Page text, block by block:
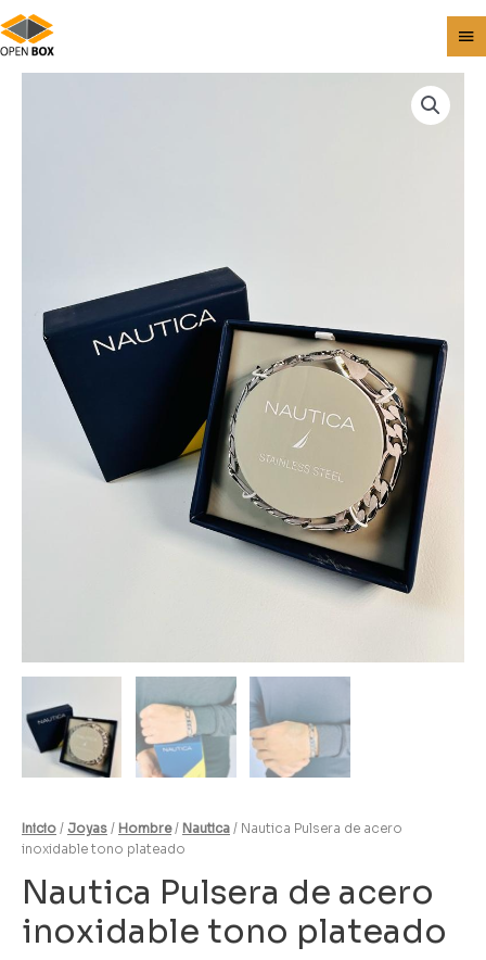
Inicio / Joyas / Hombre/ Nautica / Nautica Pulsera de acero
inoxidable tono plateado
Nautica Pulsera de acero
inoxidable tono plateado